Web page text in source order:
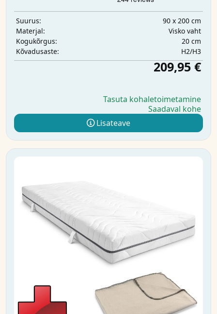
Suurus:
90 x 200 cm
Materjal:
Visko vaht
Kogukõrgus:
20 cm
Kõvadusaste:
H2/H3
209,95 €
Tasuta kohaletoimetamine
Saadaval kohe
Lisateave